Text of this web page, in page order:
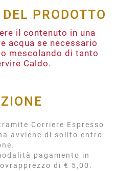
PRODOTTO
il contenuto in una
acqua se necessario
mescolando di tanto
Caldo.
Corriere Espresso
avviene di solito entro
pagamento in
di € 5,00.